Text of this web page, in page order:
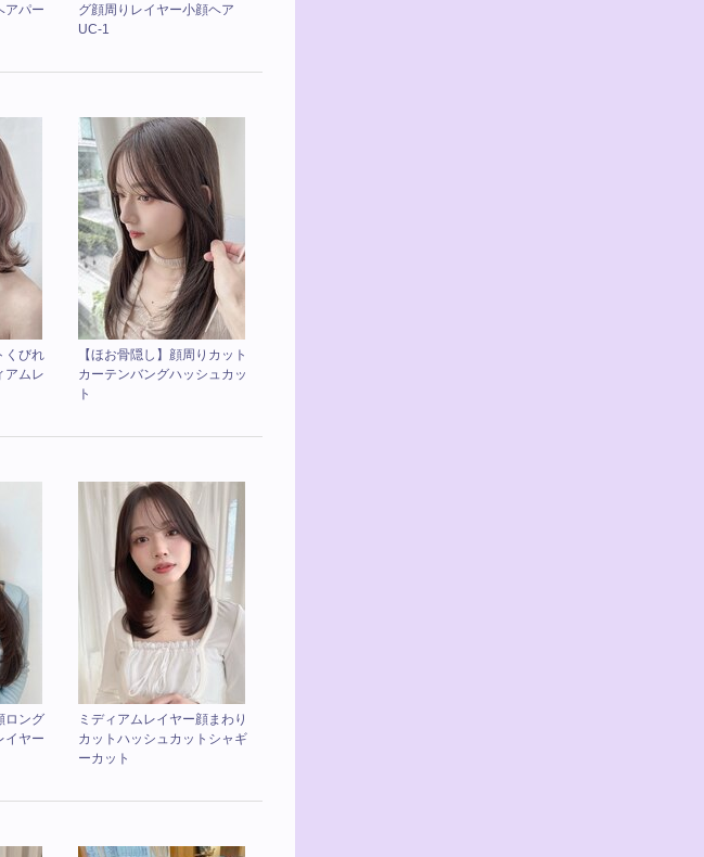
アパー
グ顔周りレイヤー小顔ヘア
UC-1
くびれ
アムレ
【ほお骨隠し】顔周りカット
カーテンバングハッシュカッ
ト
ロング
イヤー
ミディアムレイヤー顔まわり
カットハッシュカットシャギ
ーカット